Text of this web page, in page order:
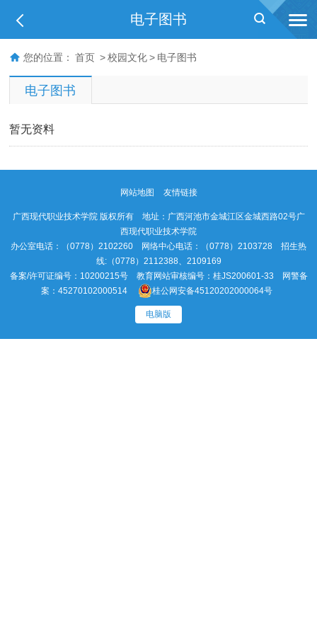
电子图书
您的位置： 首页 > 校园文化 > 电子图书
电子图书
暂无资料
网站地图 友情链接
广西现代职业技术学院 版权所有 地址：广西河池市金城江区金城西路02号广
西现代职业技术学院
办公室电话：（0778）2102260 网络中心电话：（0778）2103728 招生热
线:（0778）2112388、2109169
备案/许可证编号：10200215号 教育网站审核编号：桂JS200601-33 网警备
案：45270102000514
桂公网安备45120202000064号
电脑版